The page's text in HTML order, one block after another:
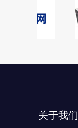
关于我们